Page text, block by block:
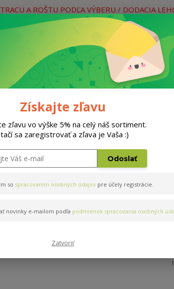
A ROŠTU PODĽA VÝBERU / DODACIA
Hľadať
Neviete si rady? Zavolajte.
Doplnky Postele
Získajte zľavu
zľavu vo výške 5% na celý náš sortiment.
sa zaregistrovať a zľava je Vaša :)
Odoslať
so spracovaním osobných údajov pre účely registrácie.
novinky e-mailom podľa podmienok spracovania osobných
Zatvoriť